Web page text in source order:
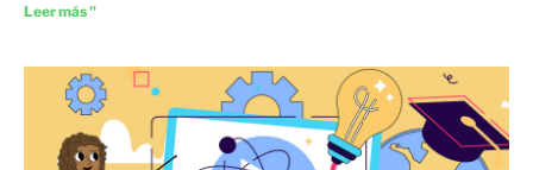
Leer más "